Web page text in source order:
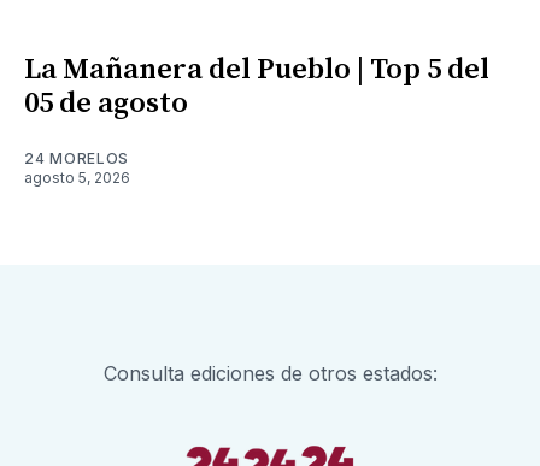
La Mañanera del Pueblo | Top 5 del
05 de agosto
24 MORELOS
agosto 5, 2026
Consulta ediciones de otros estados: